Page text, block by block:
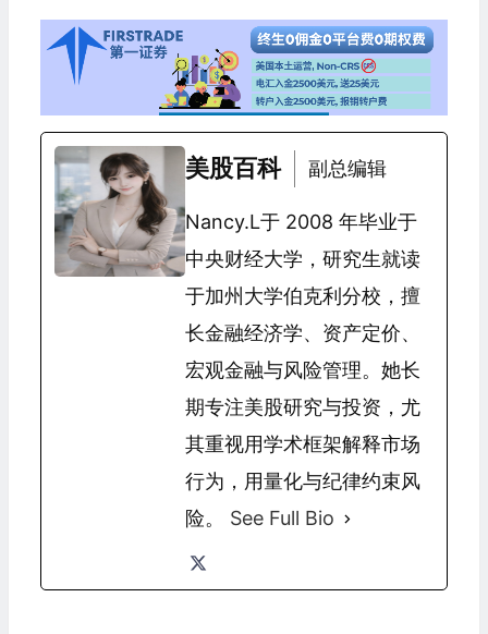
美股百科 副总编辑
Nancy.L于 2008 年毕业于
中央财经大学，研究生就读
于加州大学伯克利分校，擅
长金融经济学、资产定价、
宏观金融与风险管理。她长
期专注美股研究与投资，尤
其重视用学术框架解释市场
行为，用量化与纪律约束风
险。 See Full Bio